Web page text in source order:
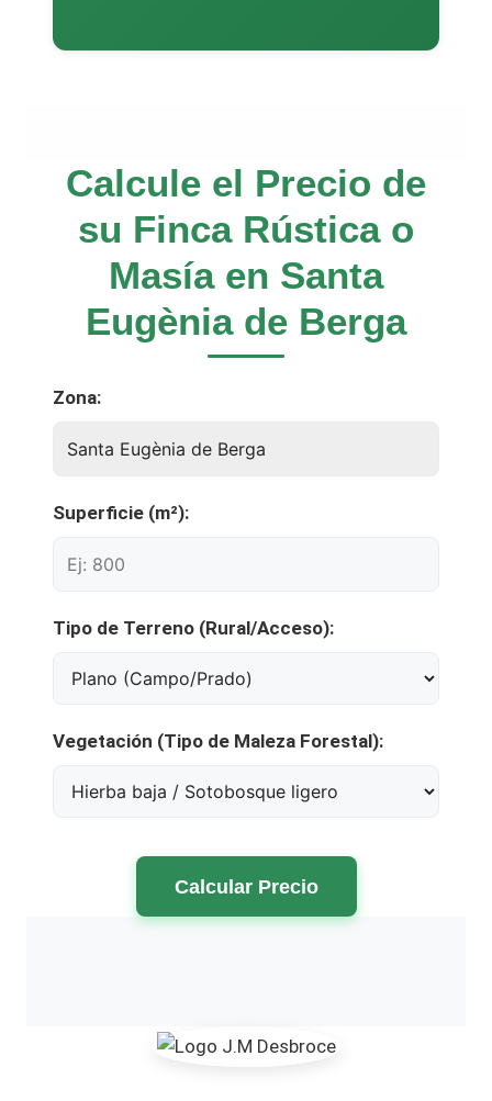
Calcule el Precio de
su Finca Rústica o
Masía en Santa
Eugènia de Berga
Zona:
Superficie (m²):
Tipo de Terreno (Rural/Acceso):
Vegetación (Tipo de Maleza Forestal):
Calcular Precio